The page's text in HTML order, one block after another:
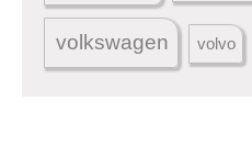
volkswagen volvo